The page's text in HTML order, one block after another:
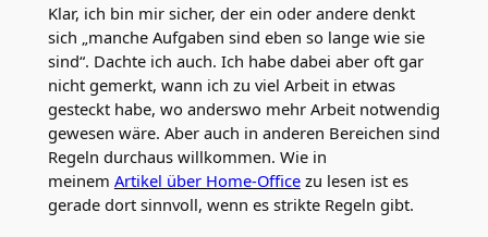
Klar, ich bin mir sicher, der ein oder andere denkt
sich „manche Aufgaben sind eben so lange wie sie
sind“. Dachte ich auch. Ich habe dabei aber oft gar
nicht gemerkt, wann ich zu viel Arbeit in etwas
gesteckt habe, wo anderswo mehr Arbeit notwendig
gewesen wäre. Aber auch in anderen Bereichen sind
Regeln durchaus willkommen. Wie in
meinem Artikel über Home-Officezu lesen ist es
gerade dort sinnvoll, wenn es strikte Regeln gibt.